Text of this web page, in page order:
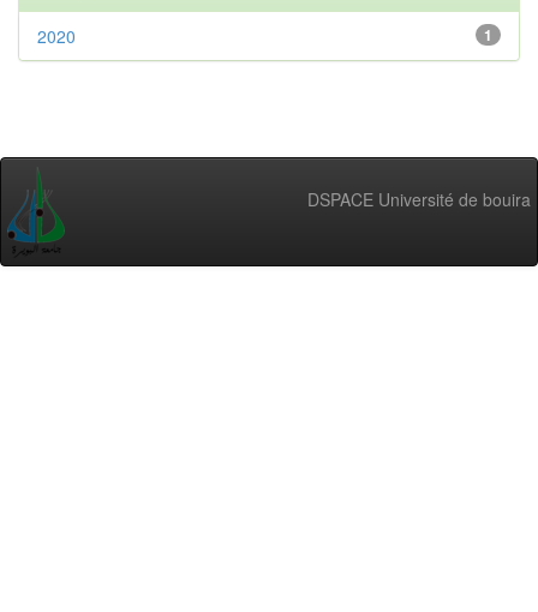
1
2020
DSPACE Université de bouira